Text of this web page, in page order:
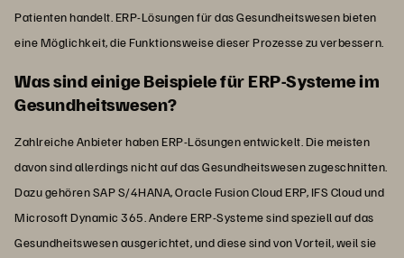
Patienten handelt. ERP-Lösungen für das Gesundheitswesen bieten
eine Möglichkeit, die Funktionsweise dieser Prozesse zu verbessern.
Was sind einige Beispiele für ERP-Systeme im
Gesundheitswesen?
Zahlreiche Anbieter haben ERP-Lösungen entwickelt. Die meisten
davon sind allerdings nicht auf das Gesundheitswesen zugeschnitten.
Dazu gehören SAP S/4HANA, Oracle Fusion Cloud ERP, IFS Cloud und
Microsoft Dynamic 365. Andere ERP-Systeme sind speziell auf das
Gesundheitswesen ausgerichtet, und diese sind von Vorteil, weil sie